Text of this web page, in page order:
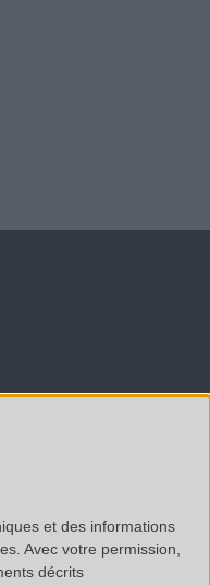
et des informations
Avec votre permission,
décrits